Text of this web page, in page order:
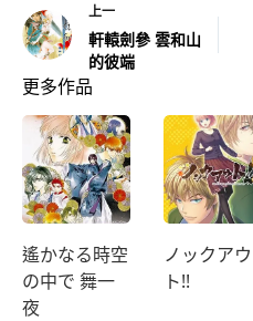
上一
軒轅劍參 雲和山
的彼端
更多作品
遙かなる時空
の中で 舞一
夜
ノックアウ
ト!!